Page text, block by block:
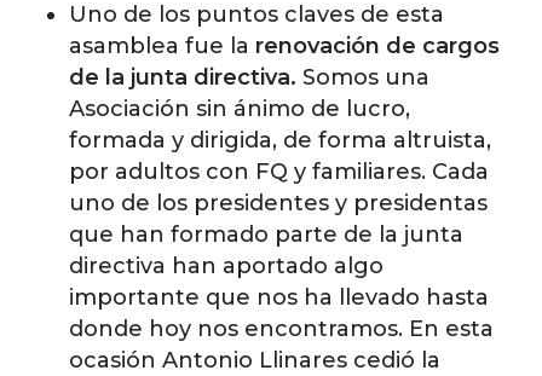
Uno de los puntos claves de esta
asamblea fue la renovación de cargos
de la junta directiva. Somos una
Asociación sin ánimo de lucro,
formada y dirigida, de forma altruista,
por adultos con FQ y familiares. Cada
uno de los presidentes y presidentas
que han formado parte de la junta
directiva han aportado algo
importante que nos ha llevado hasta
donde hoy nos encontramos. En esta
ocasión Antonio Llinares cedió la